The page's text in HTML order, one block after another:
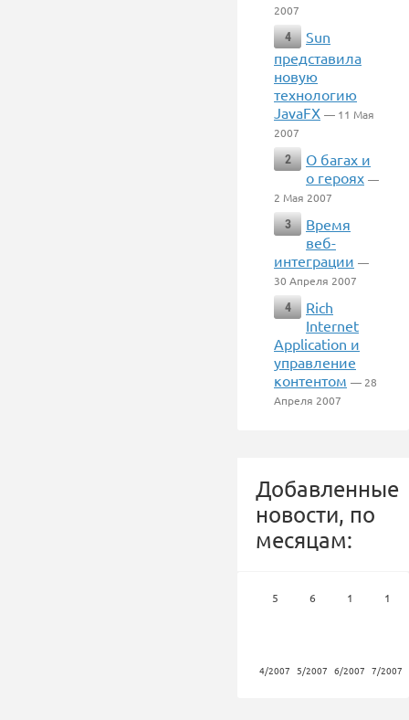
2007
4
Sun
представила
новую
технологию
JavaFX — 11 Мая
2007
2
О багах и
о героях —
2 Мая 2007
3
Время
веб-
интеграции —
30 Апреля 2007
4
Rich
Internet
Application и
управление
контентом — 28
Апреля 2007
Добавленные
новости, по
месяцам:
5
4/2007
6
5/2007
1
6/2007
1
7/2007